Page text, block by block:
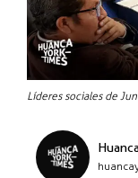
Líderes sociales de